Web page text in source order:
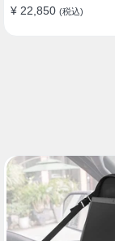
¥ 22,850 (税込)